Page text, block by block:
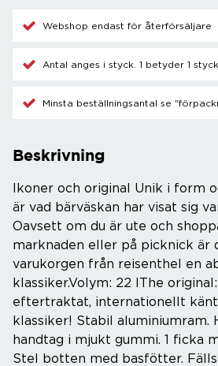
Webshop endast för återförsäljare
Antal anges i styck. 1 betyder 1
Minsta beställningsantal se
Beskrivning
Ikoner och original Unik i form
är vad bärväskan har visat sig
Oavsett om du är ute och
marknaden eller på picknick är
varukorgen från reisenthel en
klassiker.Volym: 22 lThe
eftertraktat, internationellt känt
klassiker! Stabil aluminiumram.
handtag i mjukt gummi. 1 ficka
Stel botten med basfötter.